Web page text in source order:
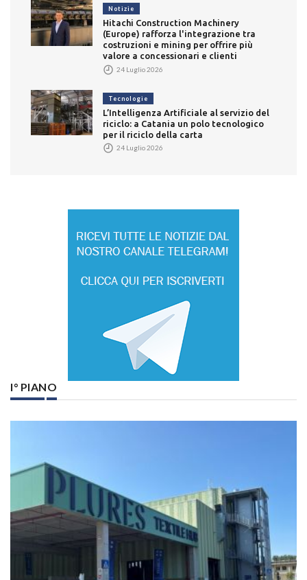
Notizie
Hitachi Construction Machinery
(Europe) rafforza l'integrazione tra
costruzioni e mining per offrire più
valore a concessionari e clienti
24 Luglio 2026
Tecnologie
L’Intelligenza Artificiale al servizio del
riciclo: a Catania un polo tecnologico
per il riciclo della carta
24 Luglio 2026
I° PIANO